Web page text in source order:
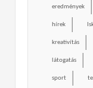
eredmények
hírek
kreativítás
látogatás
sport